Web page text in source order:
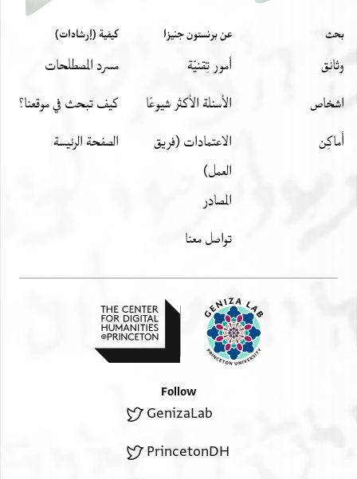
Margin
فروع(?) ول..ىور مصطفى خدام ... و... ...ادة
بحث
وثائق
اشخاص
أَماكِن
عن برنستون جنيزا
أمور تِقنيّة
الأسئلة الأكثر شيوعًا
الاعتمادات (فريق
العمل)
المصادر
تواصل معنا
كيفية (إرشادات)
مسرد المصطلحات
كيف تبحث في موقعنا؟
الصفحة الرئيسة
Follow
GenizaLab
PrincetonDH